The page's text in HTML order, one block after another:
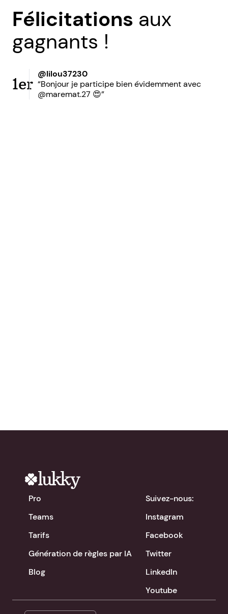
Félicitations aux
gagnants !
1er
@lilou37230
“Bonjour je participe bien évidemment avec
@maremat.27 😍”
Pro
Teams
Tarifs
Génération de règles par IA
Blog
Suivez-nous:
Instagram
Facebook
Twitter
LinkedIn
Youtube